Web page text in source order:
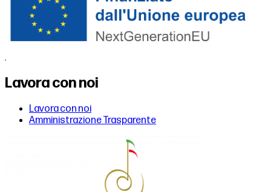
Lavora con noi
Lavora con noi
Amministrazione Trasparente